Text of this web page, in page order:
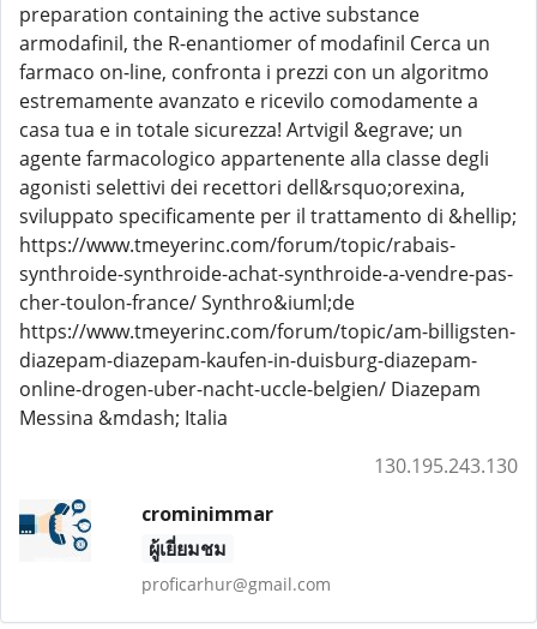
preparation containing the active substance
armodafinil, the R-enantiomer of modafinil Cerca un
farmaco on-line, confronta i prezzi con un algoritmo
estremamente avanzato e ricevilo comodamente a
casa tua e in totale sicurezza! Artvigil &egrave; un
agente farmacologico appartenente alla classe degli
agonisti selettivi dei recettori dell&rsquo;orexina,
sviluppato specificamente per il trattamento di &hellip;
https://www.tmeyerinc.com/forum/topic/rabais-
synthroide-synthroide-achat-synthroide-a-vendre-pas-
cher-toulon-france/ Synthro&iuml;de
https://www.tmeyerinc.com/forum/topic/am-billigsten-
diazepam-diazepam-kaufen-in-duisburg-diazepam-
online-drogen-uber-nacht-uccle-belgien/ Diazepam
Messina &mdash; Italia
130.195.243.130
crominimmar
ผู้เยี่ยมชม
proficarhur@gmail.com